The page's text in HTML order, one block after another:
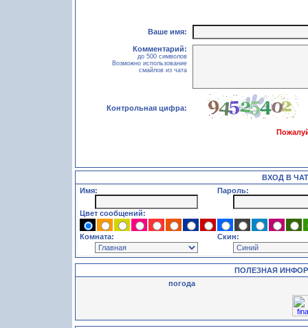
Ваше имя:
Комментарий:
до 500 символов
Возможно использование
смайлов из чата
Контрольная цифра:
ВХОД В ЧАТ
Имя:
Пароль:
Цвет сообщений:
Комната: Скин:
ПОЛЕЗНАЯ
погода